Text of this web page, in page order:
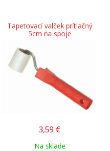
Tapetovací valček prítlačný
5cm na spoje
3,59 €
Na sklade